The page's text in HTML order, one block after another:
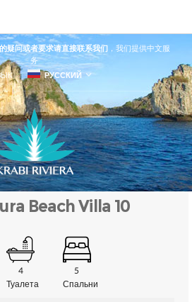
疑问或者要求请直接联系我们，我们提供中文服
务
РУССКИЙ
Beach Villa 10
4
Туалета
5
Спальни